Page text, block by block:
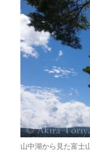
山中湖から見た富士